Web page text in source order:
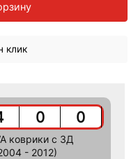
клик
0 0
коврики c 3Д
- 2012)